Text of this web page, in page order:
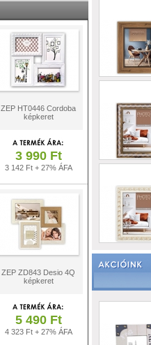
ZEP HT0446 Cordoba
képkeret
3 990 Ft
3 142 Ft + 27% ÁFA
ZEP ZD843 Desio 4Q
képkeret
5 490 Ft
4 323 Ft + 27% ÁFA